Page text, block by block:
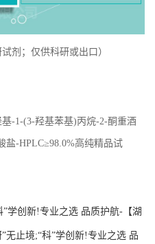
剂；仅供科研或出口）
基-1-(3-羟基苯基)丙烷-2-酮重酒
止境;“科”学创新!专业之选 品
盐-HPLC≥98.0%高纯精品试
”学创新!专业之选 品质护航-【湖
制；检测图谱；MSDS等技术支
”无止境;“科”学创新!专业之选 品